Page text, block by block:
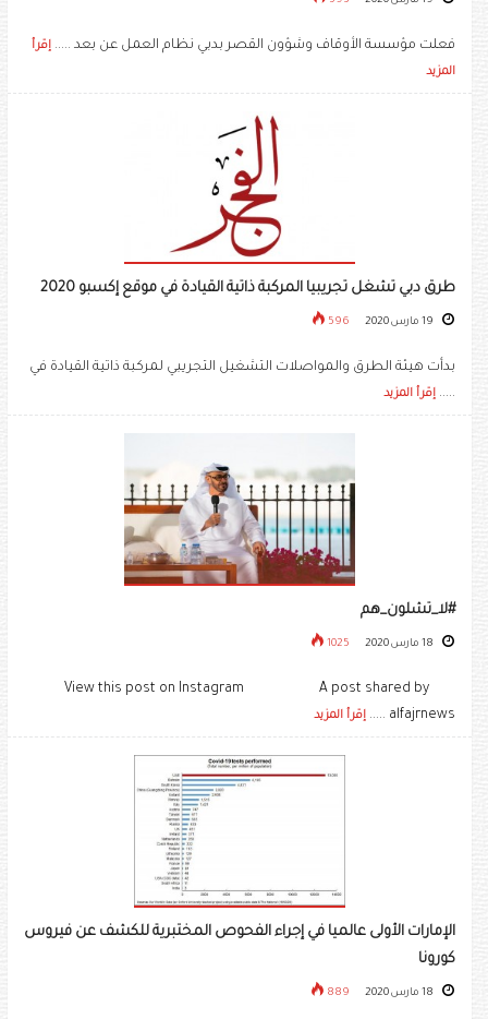
فعلت مؤسسة الأوقاف وشؤون القصر بدبي نظام العمل عن بعد ..... إقرأ
المزيد
طرق دبي تشغل تجريبيا المركبة ذاتية القيادة في موقع إكسبو 2020
596
بدأت هيئة الطرق والمواصلات التشغيل التجريبي لمركبة ذاتية القيادة في
..... إقرأ المزيد
#لا_تشلون_هم
1025
View this post on Instagram A post shared by
alfajrnews .....
إقرأ المزيد
الإمارات الأولى عالميا في إجراء الفحوص المختبرية للكشف عن فيروس
كورونا
889